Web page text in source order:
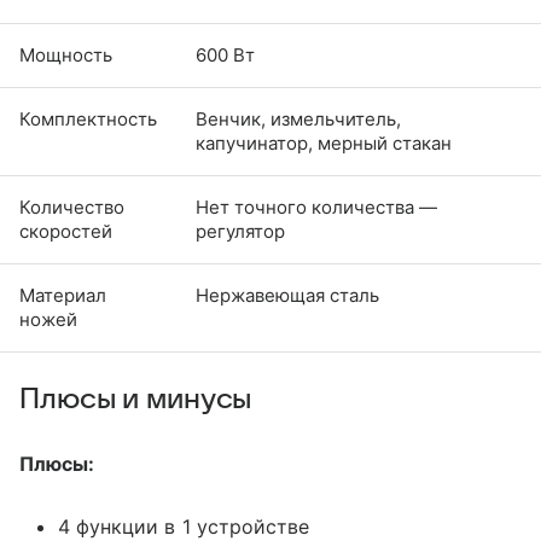
Мощность 600 Вт
Комплектность
Венчик, измельчитель,
капучинатор, мерный стакан
Количество
скоростей
Нет точного количества —
регулятор
Материал
ножей
Нержавеющая сталь
Плюсы и минусы
Плюсы:
4 функции в 1 устройстве